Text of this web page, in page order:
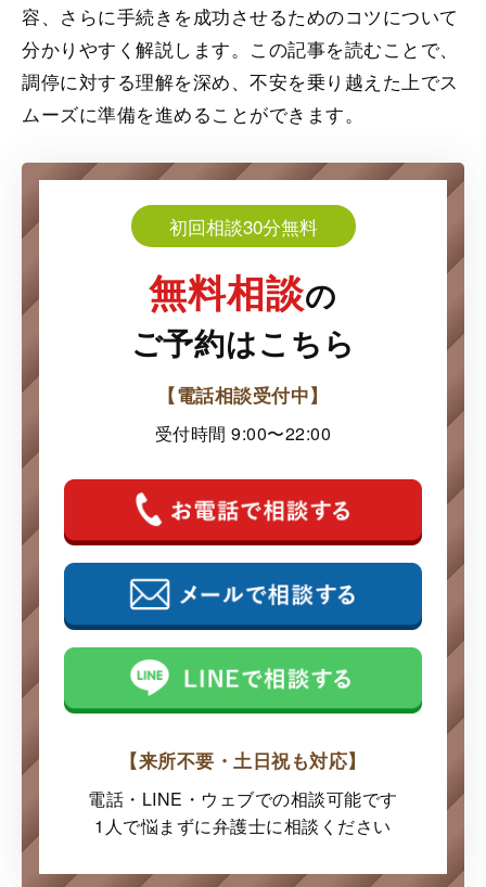
容、さらに手続きを成功させるためのコツについて
分かりやすく解説します。この記事を読むことで、
調停に対する理解を深め、不安を乗り越えた上でス
ムーズに準備を進めることができます。
初回相談30分無料
無料相談の
ご予約はこちら
【電話相談受付中】
受付時間 9:00〜22:00
【来所不要・土日祝も対応】
電話・LINE・ウェブでの相談可能です
1人で悩まずに弁護士に相談ください